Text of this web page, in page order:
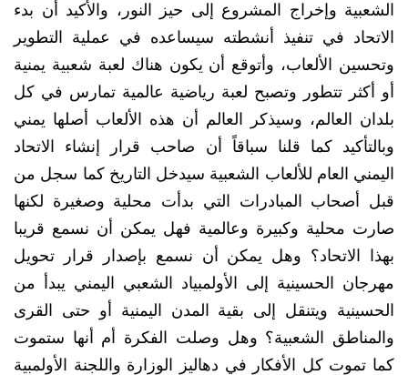
الشعبية وإخراج المشروع إلى حيز النور، والأكيد أن بدء
الاتحاد في تنفيذ أنشطته سيساعده في عملية التطوير
وتحسين الألعاب، وأتوقع أن يكون هناك لعبة شعبية يمنية
أو أكثر تتطور وتصبح لعبة رياضية عالمية تمارس في كل
بلدان العالم، وسيذكر العالم أن هذه الألعاب أصلها يمني
وبالتأكيد كما قلنا سباقاً أن صاحب قرار إنشاء الاتحاد
اليمني العام للألعاب الشعبية سيدخل التاريخ كما سجل من
قبل أصحاب المبادرات التي بدأت محلية وصغيرة لكنها
صارت محلية وكبيرة وعالمية فهل يمكن أن نسمع قريبا
بهذا الاتحاد؟ وهل يمكن أن نسمع بإصدار قرار تحويل
مهرجان الحسينية إلى الأولمبياد الشعبي اليمني يبدأ من
الحسينية ويتنقل إلى بقية المدن اليمنية أو حتى القرى
والمناطق الشعبية؟ وهل وصلت الفكرة أم أنها ستموت
كما تموت كل الأفكار في دهاليز الوزارة واللجنة الأولمبية